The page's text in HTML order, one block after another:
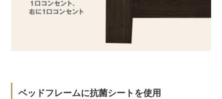
ベッドフレームに抗菌シートを使用